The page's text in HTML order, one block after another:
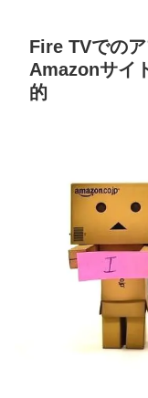
Fire TVでの
Amazonサイ
的